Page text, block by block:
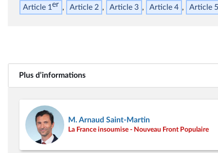
Article 1er Article 2 Article 3 Article 4 Article 5
Plus d’informations
M. Arnaud Saint-Martin
La France insoumise - Nouveau Front Populaire